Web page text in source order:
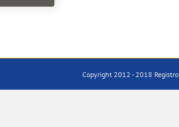
Copyright 2012 - 2018